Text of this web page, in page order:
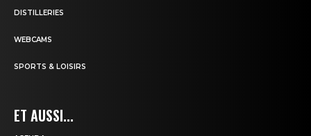
DISTILLERIES
WEBCAMS
SPORTS & LOISIRS
ET AUSSI...